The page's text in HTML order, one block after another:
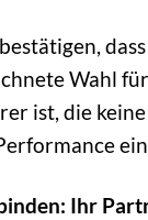
Wahl für
ist, die
Ihr